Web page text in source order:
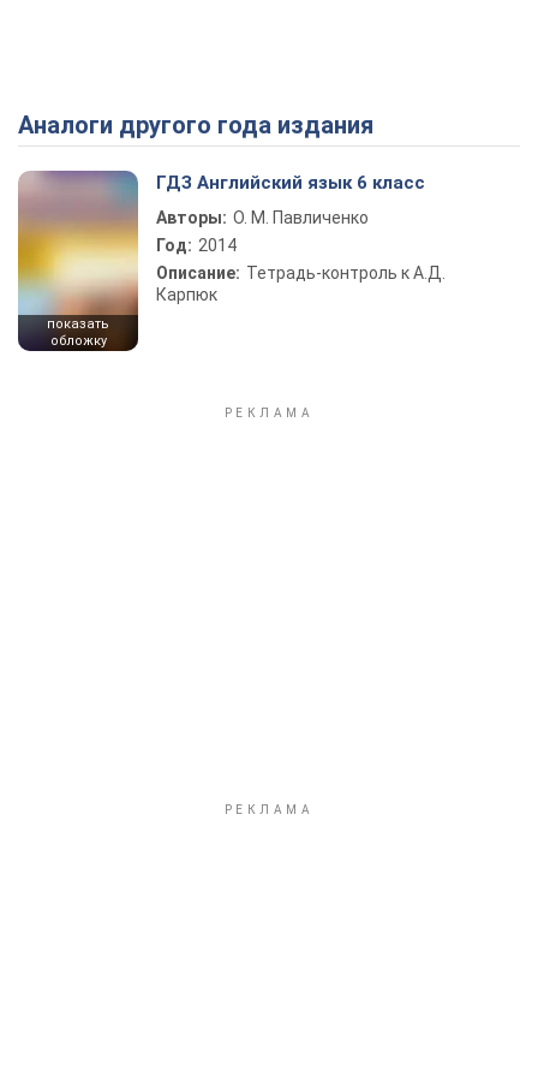
Play Video
Аналоги другого года издания
показать
обложку
ГДЗ Английский язык 6 класс
Авторы: О. М. Павличенко
Год: 2014
Описание: Тетрадь-контроль к А.Д.
Карпюк